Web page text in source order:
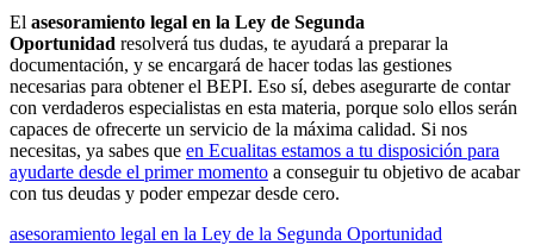
El asesoramiento legal en la Ley de Segunda
Oportunidad resolverá tus dudas, te ayudará a preparar la
documentación, y se encargará de hacer todas las gestiones
necesarias para obtener el BEPI. Eso sí, debes asegurarte de contar
con verdaderos especialistas en esta materia, porque solo ellos serán
capaces de ofrecerte un servicio de la máxima calidad. Si nos
necesitas, ya sabes que en Ecualitas estamos a tu disposición para
ayudarte desde el primer momento a conseguir tu objetivo de acabar
con tus deudas y poder empezar desde cero.
asesoramiento legal en la Ley de la Segunda Oportunidad